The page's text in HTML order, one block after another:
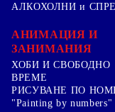
АЛКОХОЛНИ и
АНИМАЦИЯ И
ЗАНИМАНИЯ
ХОБИ И СВОБОДНО
ВРЕМЕ
РИСУВАНЕ ПО
"Painting by numbers"